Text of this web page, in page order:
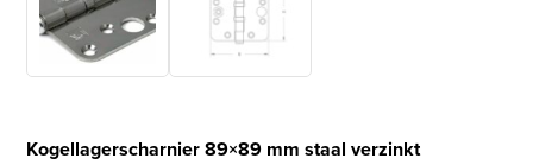
Kogellagerscharnier 89×89 mm staal verzinkt